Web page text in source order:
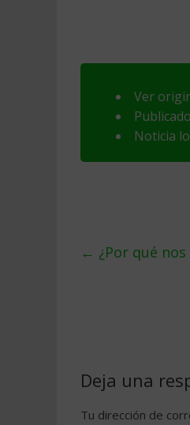
Ver
Noticia
← ¿Por qué
Deja una
Tu dirección de